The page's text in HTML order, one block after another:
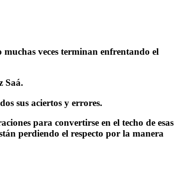
veces terminan enfrentando el
Saá.
sus aciertos y errores.
para convertirse en el techo de esas
perdiendo el respecto por la manera